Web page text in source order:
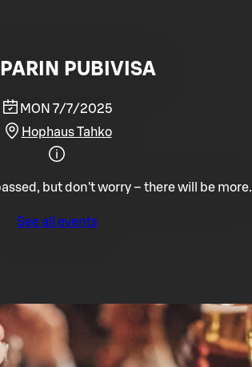
PUBIVISA
MON 7/7/2025
Hophaus Tahko
but don't worry – there will be more.
See all events